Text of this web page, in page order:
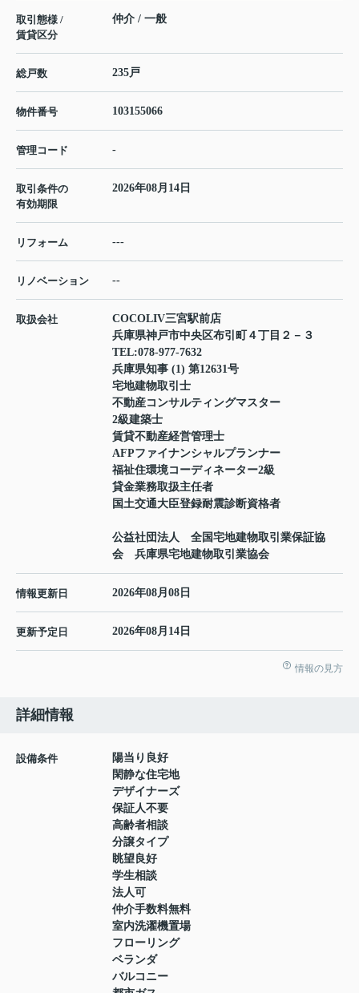
取引態様 /
賃貸区分
仲介 / 一般
総戸数 235戸
物件番号 103155066
管理コード -
取引条件の
有効期限
2026年08月14日
リフォーム ---
リノベーション --
取扱会社
COCOLIV三宮駅前店
兵庫県神戸市中央区布引町４丁目２－３
TEL:078-977-7632
兵庫県知事 (1) 第12631号
宅地建物取引士
不動産コンサルティングマスター
2級建築士
賃貸不動産経営管理士
AFPファイナンシャルプランナー
福祉住環境コーディネーター2級
貸金業務取扱主任者
国土交通大臣登録耐震診断資格者
公益社団法人 全国宅地建物取引業保証協
会 兵庫県宅地建物取引業協会
情報更新日 2026年08月08日
更新予定日 2026年08月14日
情報の見方
詳細情報
設備条件
陽当り良好
閑静な住宅地
デザイナーズ
保証人不要
高齢者相談
分譲タイプ
眺望良好
学生相談
法人可
仲介手数料無料
室内洗濯機置場
フローリング
ベランダ
バルコニー